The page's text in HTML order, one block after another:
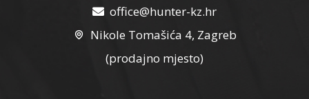
office@hunter-kz.hr
Nikole Tomašića 4, Zagreb
(prodajno mjesto)